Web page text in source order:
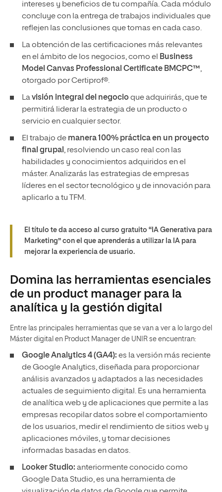
intereses y beneficios de tu compañía. Cada módulo
concluye con la entrega de trabajos individuales que
reflejen las conclusiones que tomas en cada caso.
La obtención de las certificaciones más relevantes
en el ámbito de los negocios, como el
Business
Model Canvas Professional Certificate BMCPC™,
otorgado por Certiprof®.
Lavisión integral del negocioque adquirirás, que te
permitirá liderar la estrategia de un producto o
servicio en cualquier sector.
El trabajo de manera 100% práctica en un proyecto
final grupal , resolviendo un caso real con las
habilidades y conocimientos adquiridos en el
máster. Analizarás las estrategias de empresas
líderes en el sector tecnológico y de innovación para
aplicarlo a tu TFM.
El título te da acceso al curso gratuito “IA Generativa para
Marketing” con el que aprenderás a utilizar la IA para
mejorar la experiencia de usuario.
Domina las herramientas esenciales
de un product manager para la
analítica y la gestión digital
Entre las principales herramientas que se van a ver a lo largo del
Máster digital en Product Manager de UNIR se encuentran:
Google Analytics 4 (GA4): es la versión más reciente
de Google Analytics, diseñada para proporcionar
análisis avanzados y adaptados a las necesidades
actuales de seguimiento digital. Es una herramienta
de analítica web y de aplicaciones que permite a las
empresas recopilar datos sobre el comportamiento
de los usuarios, medir el rendimiento de sitios web y
aplicaciones móviles, y tomar decisiones
informadas basadas en datos.
Looker Studio: anteriormente conocido como
Google Data Studio, es una herramienta de